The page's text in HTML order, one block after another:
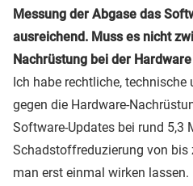
Messung der Abgase das
ausreichend. Muss es nicht
Nachrüstung bei der
Ich habe rechtliche, technische
gegen die Hardware-
Software-Updates bei rund 5,3
Schadstoffreduzierung von bis
man erst einmal wirken